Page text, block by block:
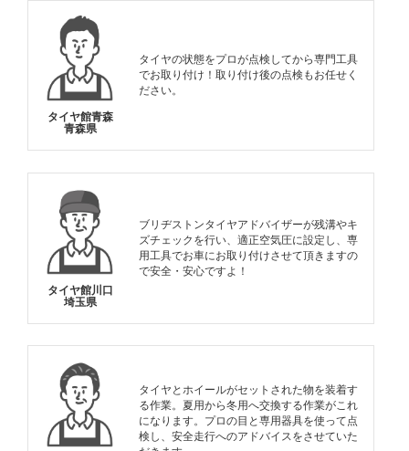
タイヤ館青森
青森県
タイヤの状態をプロが点検してから専門工具
でお取り付け！取り付け後の点検もお任せく
ださい。
タイヤ館川口
埼玉県
ブリヂストンタイヤアドバイザーが残溝やキ
ズチェックを行い、適正空気圧に設定し、専
用工具でお車にお取り付けさせて頂きますの
で安全・安心ですよ！
タイヤとホイールがセットされた物を装着す
る作業。夏用から冬用へ交換する作業がこれ
になります。プロの目と専用器具を使って点
検し、安全走行へのアドバイスをさせていた